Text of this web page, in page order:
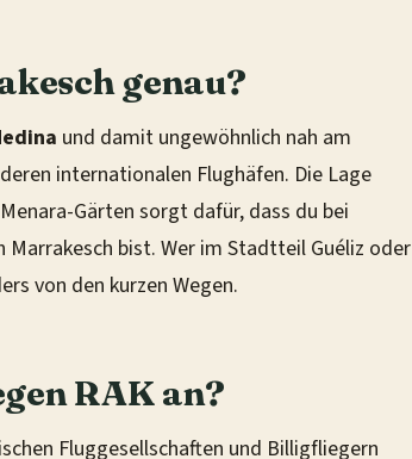
genau?
und damit ungewöhnlich nah am
internationalen Flughäfen. Die Lage
Gärten sorgt dafür, dass du bei
bist. Wer im Stadtteil Guéliz oder
von den kurzen Wegen.
RAK an?
Fluggesellschaften und Billigfliegern